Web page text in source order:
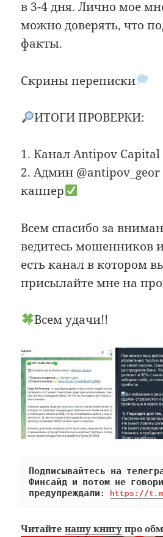
в 3-4 дня. Лично мое
можно доверять, что
факты.
Скрины переписки
ИТОГИ ПРОВЕРКИ:
1. Канал Antipov
2. Админ
каппер
Всем спасибо за
ведитесь мошенников
есть канал в котором
присылайте мне на
Всем удачи!!
Подписывайтесь на
Финсайд и потом не
предупреждали: https://
Читайтенашу книгу про